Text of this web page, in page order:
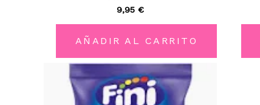
Valorado
0
5
9,95 €
AÑADIR AL CARRITO